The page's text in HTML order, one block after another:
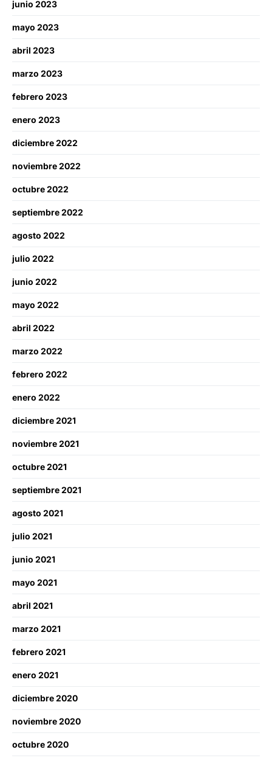
junio 2023
mayo 2023
abril 2023
marzo 2023
febrero 2023
enero 2023
diciembre 2022
noviembre 2022
octubre 2022
septiembre 2022
agosto 2022
julio 2022
junio 2022
mayo 2022
abril 2022
marzo 2022
febrero 2022
enero 2022
diciembre 2021
noviembre 2021
octubre 2021
septiembre 2021
agosto 2021
julio 2021
junio 2021
mayo 2021
abril 2021
marzo 2021
febrero 2021
enero 2021
diciembre 2020
noviembre 2020
octubre 2020